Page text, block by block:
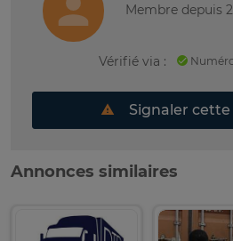
Membre depuis
Vérifié via :
Signaler
Annonces similaires